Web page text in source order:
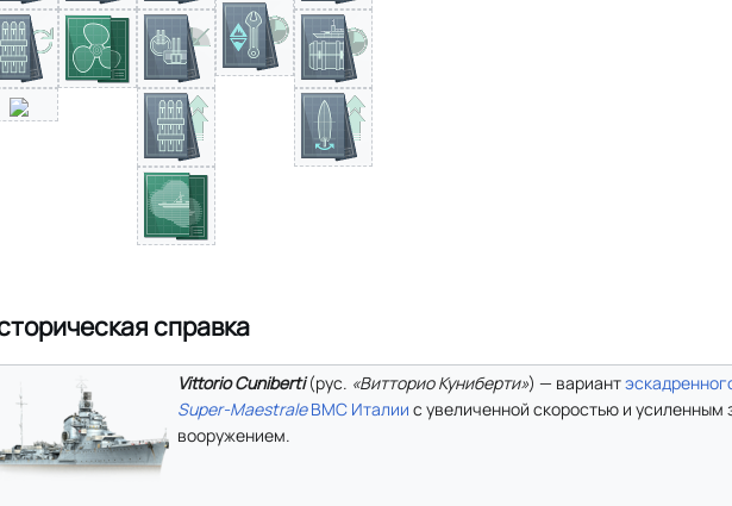
справка
Vittorio Cuniberti (рус. «Витторио Куниберти») — вариант
Super-Maestrale ВМС Италии с увеличенной скоростью и
вооружением.